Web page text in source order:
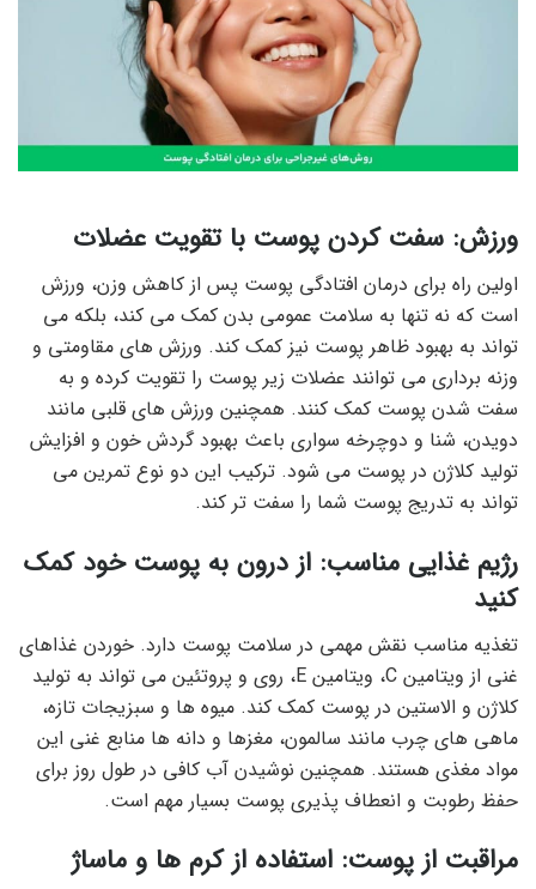
ورزش: سفت کردن پوست با تقویت عضلات
اولین راه برای درمان افتادگی پوست پس از کاهش وزن، ورزش
است که نه تنها به سلامت عمومی بدن کمک می کند، بلکه می
تواند به بهبود ظاهر پوست نیز کمک کند. ورزش های مقاومتی و
وزنه برداری می توانند عضلات زیر پوست را تقویت کرده و به
سفت شدن پوست کمک کنند. همچنین ورزش های قلبی مانند
دویدن، شنا و دوچرخه سواری باعث بهبود گردش خون و افزایش
تولید کلاژن در پوست می شود. ترکیب این دو نوع تمرین می
تواند به تدریج پوست شما را سفت تر کند.
رژیم غذایی مناسب: از درون به پوست خود کمک
کنید
تغذیه مناسب نقش مهمی در سلامت پوست دارد. خوردن غذاهای
غنی از ویتامین C، ویتامین E، روی و پروتئین می تواند به تولید
کلاژن و الاستین در پوست کمک کند. میوه ها و سبزیجات تازه،
ماهی های چرب مانند سالمون، مغزها و دانه ها منابع غنی این
مواد مغذی هستند. همچنین نوشیدن آب کافی در طول روز برای
حفظ رطوبت و انعطاف پذیری پوست بسیار مهم است.
مراقبت از پوست: استفاده از کرم ها و ماساژ